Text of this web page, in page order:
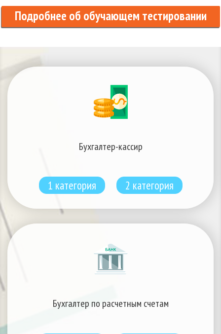
Подробнее об обучающем тестировании
Бухгалтер-кассир
1 категория 2 категория
Бухгалтер по расчетным счетам